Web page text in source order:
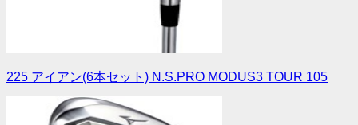
225 アイアン(6本セット) N.S.PRO MODUS3 TOUR 105